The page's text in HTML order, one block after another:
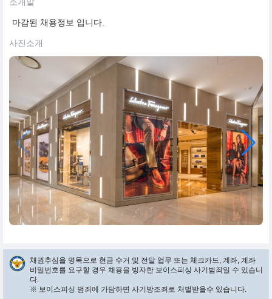
마감된 채용정보 입니다.
사진소개
채권추심을 명목으로 현금 수거 및 전달 업무 또는 체크카드, 계좌, 계좌
비밀번호를 요구할 경우 채용을 빙자한 보이스피싱 사기범죄일 수 있습니
다.
※ 보이스피싱 범죄에 가담하면 사기방조죄로 처벌받을수 있습니다.